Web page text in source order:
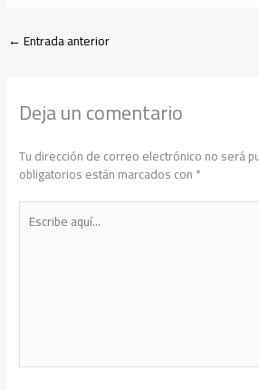
←Entrada anterior
Deja un comentario
Tu dirección de correo electrónico no será
obligatorios están marcados con*
Escribe
aquí...